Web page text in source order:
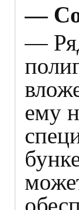
—
—
ему